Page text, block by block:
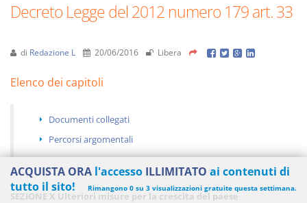
Decreto Legge del 2012 numero 179 art. 33
di Redazione L 20/06/2016 Libera
Elenco dei capitoli
Documenti collegati
Percorsi argomentali
SEZIONE X Ulteriori misure per la crescita del paese
ACQUISTA ORA l'accesso ILLIMITATO ai contenuti di
tutto il sito!
Rimangono 0 su 3 visualizzazioni gratuite questa settimana.